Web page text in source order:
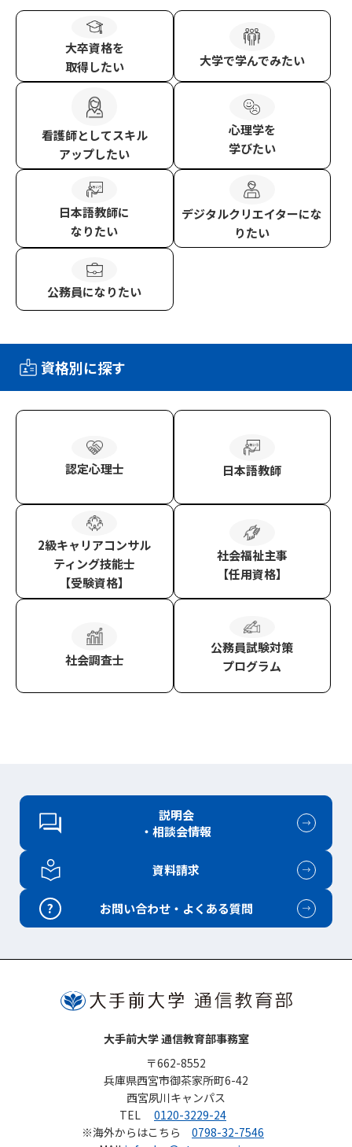
大卒資格を
取得したい
大学で学んでみたい
看護師としてスキル
アップしたい
心理学を
学びたい
日本語教師に
なりたい
デジタルクリエイターにな
りたい
公務員になりたい
資格別に探す
認定心理士 日本語教師
2級キャリアコンサル
ティング技能士
【受験資格】
社会福祉主事
【任用資格】
社会調査士
公務員試験対策
プログラム
説明会
・相談会情報
資料請求
? お問い合わせ・よくある質問
大手前大学 通信教育部事務室
〒662-8552
兵庫県西宮市御茶家所町6-42
西宮夙川キャンパス
TEL
0120-3229-24
※海外からはこちら 0798-32-7546